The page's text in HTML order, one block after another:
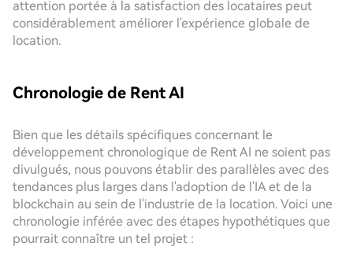
attention portée à la satisfaction des locataires peut
considérablement améliorer l'expérience globale de
location.
Chronologie de Rent AI
Bien que les détails spécifiques concernant le
développement chronologique de Rent AI ne soient pas
divulgués, nous pouvons établir des parallèles avec des
tendances plus larges dans l'adoption de l'IA et de la
blockchain au sein de l'industrie de la location. Voici une
chronologie inférée avec des étapes hypothétiques que
pourrait connaître un tel projet :